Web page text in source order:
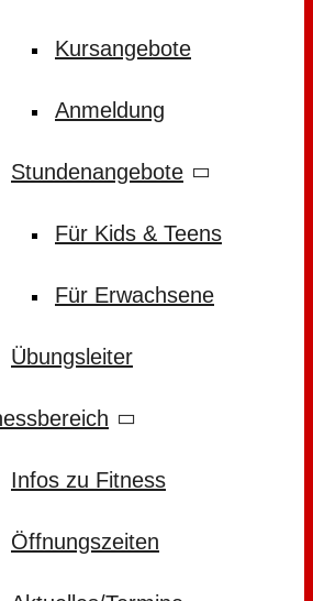
Kursangebote
Anmeldung
Stundenangebote
Für Kids & Teens
Für Erwachsene
Übungsleiter
Infos zu Fitness
Öffnungszeiten